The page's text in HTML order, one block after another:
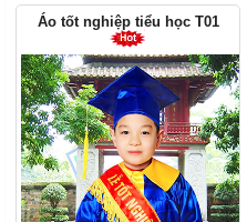
Áo tốt nghiệp tiểu học T01